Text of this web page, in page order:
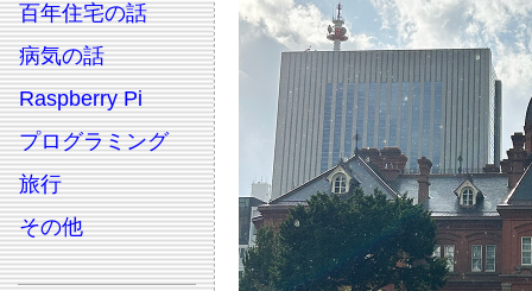
百年住宅の話
病気の話
Raspberry Pi
プログラミング
旅行
その他